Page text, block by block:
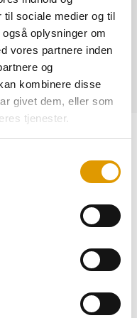
til sociale medier og til
oplysninger om
vores partnere inden
og
kombinere disse
givet dem, eller som
tjenester.
OS!
en drik med en
rød sodavand Sirup
med passion for at give
Med vores sirup kan
en festlig og farverig
leverer en perfekt